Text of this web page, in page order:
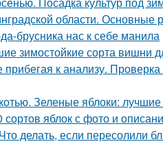
области. Основные
брусника нас к себе манила
зимостойкие сорта вишни
к анализу.
Зеленые яблоки:
яблок с фото и
делать, если пересолили